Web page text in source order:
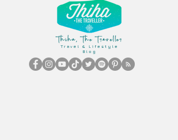
Thiha, The Traveller
Travel & Lifestyle
Blog